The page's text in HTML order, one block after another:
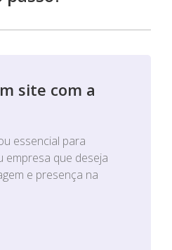
site com a
essencial para
empresa que deseja
e presença na